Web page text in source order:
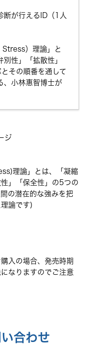
断が行えるID（1人
）理論」と
性」「拡散性」
その順番を通して
、小林惠智博士が
ジ
理論」とは、「凝縮
」「保全性」の5つの
の潜在的な強みを把
論です)
入の場合、発売時期
なりますのでご注意
合わせ